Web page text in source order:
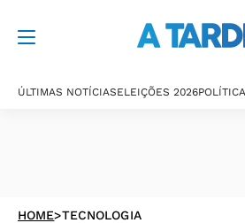
ÚLTIMAS NOTÍCIASELEIÇÕES 2026POLÍTICA
HOME>TECNOLOGIA